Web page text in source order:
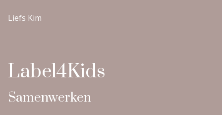
Liefs Kim
Label4Kids
Samenwerken